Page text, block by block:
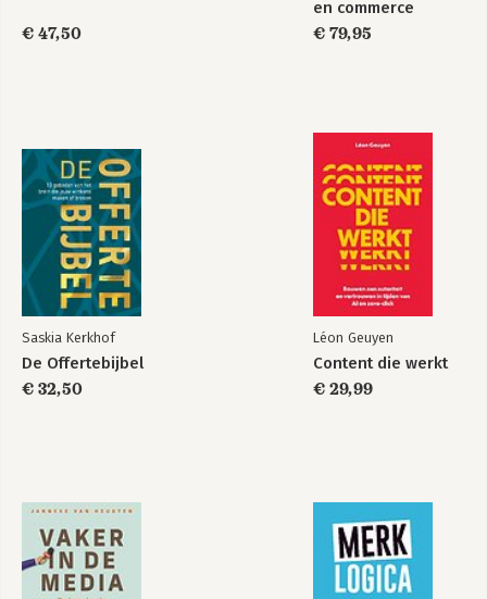
€ 47,50
en commerce
€ 79,95
Saskia Kerkhof
De Offertebijbel
€ 32,50
Léon Geuyen
Content die werkt
€ 29,99